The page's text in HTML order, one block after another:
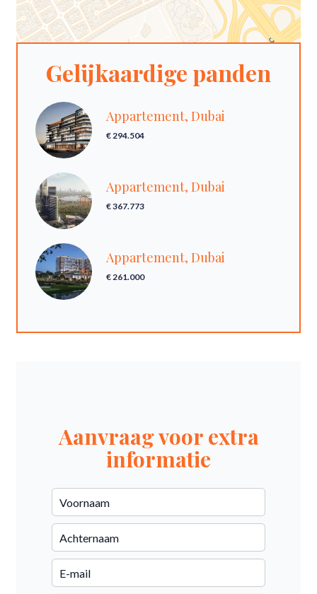
Gelijkaardige panden
Appartement, Dubai
€ 294.504
Appartement, Dubai
€ 367.773
Appartement, Dubai
€ 261.000
Aanvraag voor extra
informatie